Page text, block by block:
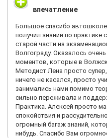
впечатление
Большое спасибо
получил знаний по практике
старой части на
Волгограду. Оказалось
моментов, которые в
Методист Лена просто
ничего не касался, просто
занимались нами помимо
сильно переживала и
Практика. Алексей просто
спокойствия и
огромный багаж знаний,
нибудь. Спасибо Вам